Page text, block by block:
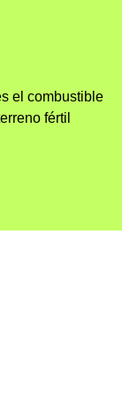
el combustible
fértil